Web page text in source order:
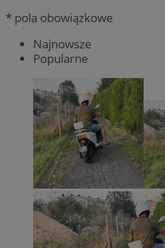
* pola obowiązkowe
Najnowsze
Popularne